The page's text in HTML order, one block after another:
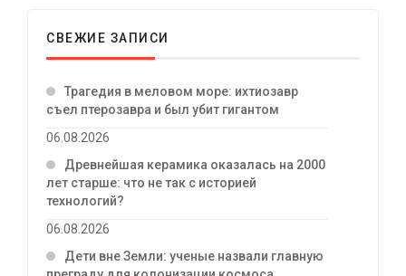
СВЕЖИЕ ЗАПИСИ
Трагедия в меловом море: ихтиозавр
съел птерозавра и был убит гигантом
06.08.2026
Древнейшая керамика оказалась на 2000
лет старше: что не так с историей
технологий?
06.08.2026
Дети вне Земли: ученые назвали главную